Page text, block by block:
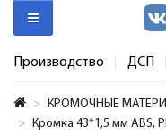
Производство ДСП
КРОМОЧНЫЕ
Кромка 43*1,5 мм ABS,